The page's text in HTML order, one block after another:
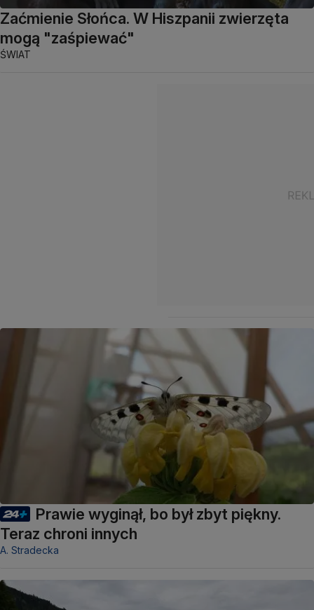
Zaćmienie Słońca. W Hiszpanii zwierzęta
mogą "zaśpiewać"
ŚWIAT
Prawie wyginął, bo był zbyt piękny.
Teraz chroni innych
A. Stradecka